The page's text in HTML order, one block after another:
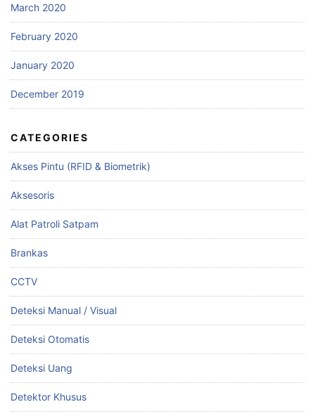
March 2020
February 2020
January 2020
December 2019
CATEGORIES
Akses Pintu (RFID & Biometrik)
Aksesoris
Alat Patroli Satpam
Brankas
CCTV
Deteksi Manual / Visual
Deteksi Otomatis
Deteksi Uang
Detektor Khusus